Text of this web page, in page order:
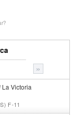
»
La Victoria
F-11